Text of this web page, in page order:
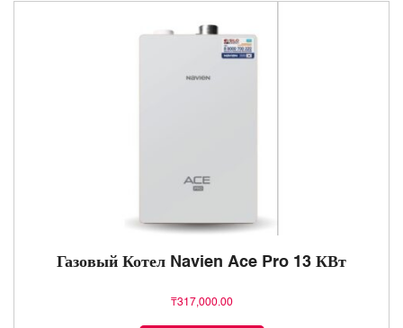
Газовый Котел Navien Ace Pro 13 КВт
₸317,000.00